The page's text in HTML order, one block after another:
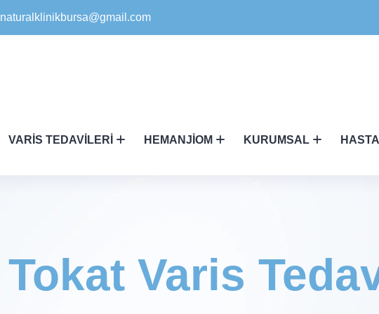
naturalklinikbursa@gmail.com
VARIS TEDAVILERI HEMANJIOM KURUMSAL
Tokat Varis